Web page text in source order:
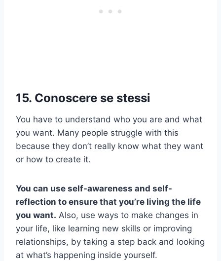
15. Conoscere se stessi
You have to understand who you are and what
you want. Many people struggle with this
because they don’t really know what they want
or how to create it.
You can use self-awareness and self-
reflection to ensure that you’re living the life
you want. Also, use ways to make changes in
your life, like learning new skills or improving
relationships, by taking a step back and looking
at what’s happening inside yourself.